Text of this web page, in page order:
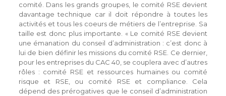
comité. Dans les grands groupes, le comité RSE devient
davantage technique car il doit répondre à toutes les
activités et tous les coeurs de métiers de l’entreprise. Sa
taille est donc plus importante. « Le comité RSE devient
une émanation du conseil d’administration : c’est donc à
lui de bien définir les missions du comité RSE. Ce dernier,
pour les entreprises du CAC 40, se couplera avec d’autres
rôles : comité RSE et ressources humaines ou comité
risque et RSE, ou comité RSE et compliance. Cela
dépend des prérogatives que le conseil d’administration